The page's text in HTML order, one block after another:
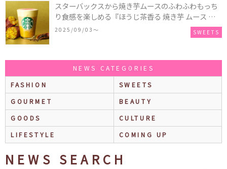
スターバックスから焼き芋ムースのふわふわもっち
り食感を楽しめる『ほうじ茶香る 焼き芋 ムース テ
ィー ラテ』が新発売！大好評の『チョコレート ムー
2025/09/03〜 SWEETS
NEWS CATEGORIES
FASHION
SWEETS
GOURMET
BEAUTY
GOODS
CULTURE
LIFESTYLE
COMING UP
NEWS SEARCH